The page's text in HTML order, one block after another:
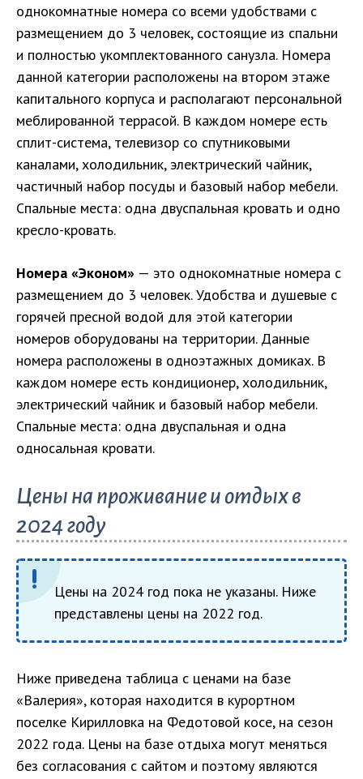
однокомнатные номера со всеми удобствами с
размещением до 3 человек, состоящие из спальни
и полностью укомплектованного санузла. Номера
данной категории расположены на втором этаже
капитального корпуса и располагают персональной
меблированной террасой. В каждом номере есть
сплит-система, телевизор со спутниковыми
каналами, холодильник, электрический чайник,
частичный набор посуды и базовый набор мебели.
Спальные места: одна двуспальная кровать и одно
кресло-кровать.
Номера «Эконом» — это однокомнатные номера с
размещением до 3 человек. Удобства и душевые с
горячей пресной водой для этой категории
номеров оборудованы на территории. Данные
номера расположены в одноэтажных домиках. В
каждом номере есть кондиционер, холодильник,
электрический чайник и базовый набор мебели.
Спальные места: одна двуспальная и одна
односальная кровати.
Цены на проживание и отдых в
2024 году
Цены на 2024 год пока не указаны. Ниже
представлены цены на 2022 год.
Ниже приведена таблица с ценами на базе
«Валерия», которая находится в курортном
поселке Кирилловка на Федотовой косе, на сезон
2022 года. Цены на базе отдыха могут меняться
без согласования с сайтом и поэтому являются